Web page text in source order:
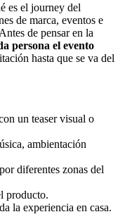
es el journey del
de marca, eventos e
de pensar en la
persona el evento
hasta que se va del
un teaser visual o
ambientación
diferentes zonas del
producto.
la experiencia en casa.